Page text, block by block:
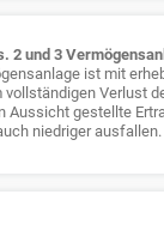
2 und 3
ist mit
vollständigen Verlust
Aussicht gestellte
niedriger ausfallen.